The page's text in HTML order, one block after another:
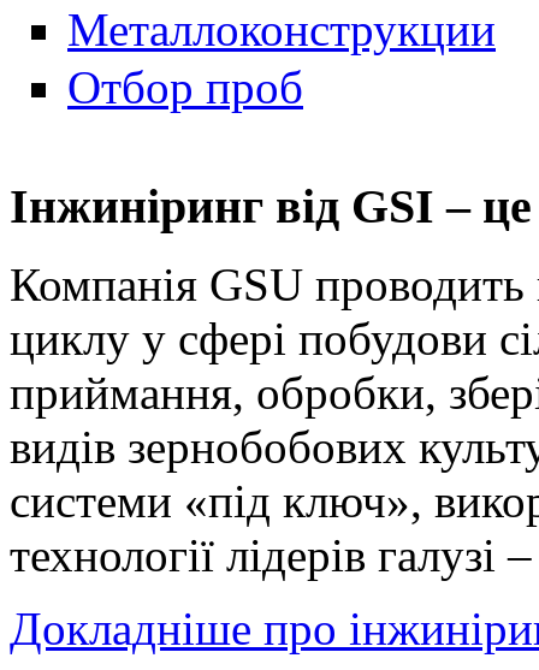
Металлоконструкции
Отбор проб
Інжиніринг від GSI –
Компанія GSU
циклу у сфері побудови
приймання, обробки,
видів зернобобових
системи «під ключ»,
технології лідерів
Докладніше про